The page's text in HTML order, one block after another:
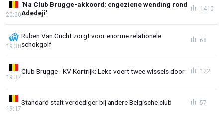
'Na Club Brugge-akkoord: ongeziene wending rond
Adedeji'
20:00
1410
Ruben Van Gucht zorgt voor enorme relationele
schokgolf
19:38
68
Club Brugge - KV Kortrijk: Leko voert twee wissels door
19:37
122
Standard stalt verdediger bij andere Belgische club
19:17
57